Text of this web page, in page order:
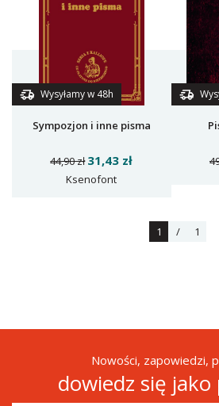
Wysyłamy w 48h
Sympozjon i inne pisma
44,90 zł 31,43 zł
Ksenofont
1 / 1
Nowości, zapowiedzi,
dowiedz się jako